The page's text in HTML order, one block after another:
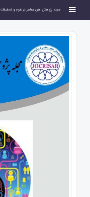
مجله پژوهش های معاصر در علوم و تحقیقات